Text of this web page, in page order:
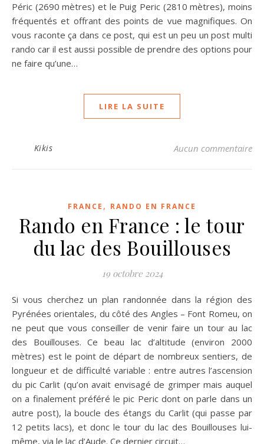
Péric (2690 mètres) et le Puig Peric (2810 mètres), moins
fréquentés et offrant des points de vue magnifiques. On
vous raconte ça dans ce post, qui est un peu un post multi
rando car il est aussi possible de prendre des options pour
ne faire qu’une…
LIRE LA SUITE
Kikis Aucun commentaire
FRANCE , RANDO EN FRANCE
Rando en France : le tour
du lac des Bouillouses
19 octobre 2024
Si vous cherchez un plan randonnée dans la région des
Pyrénées orientales, du côté des Angles – Font Romeu, on
ne peut que vous conseiller de venir faire un tour au lac
des Bouillouses. Ce beau lac d’altitude (environ 2000
mètres) est le point de départ de nombreux sentiers, de
longueur et de difficulté variable : entre autres l’ascension
du pic Carlit (qu’on avait envisagé de grimper mais auquel
on a finalement préféré le pic Peric dont on parle dans un
autre post), la boucle des étangs du Carlit (qui passe par
12 petits lacs), et donc le tour du lac des Bouillouses lui-
même, via le lac d’Aude. Ce dernier circuit…